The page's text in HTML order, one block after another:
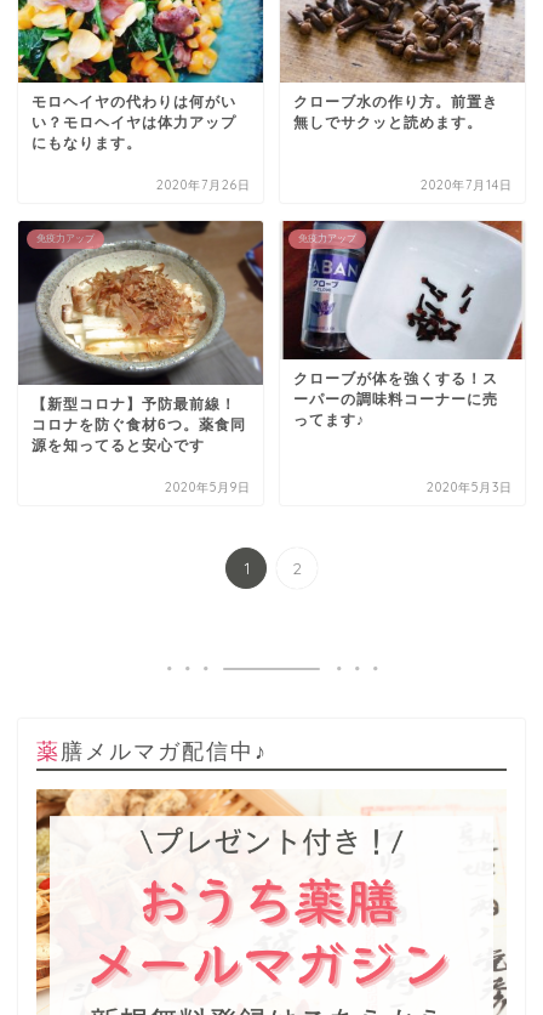
モロヘイヤの代わりは何がい
い？モロヘイヤは体力アップ
にもなります。
2020年7月26日
クローブ水の作り方。前置き
無しでサクッと読めます。
2020年7月14日
免疫力アップ
【新型コロナ】予防最前線！
コロナを防ぐ食材6つ。薬食同
源を知ってると安心です
2020年5月9日
免疫力アップ
クローブが体を強くする！ス
ーパーの調味料コーナーに売
ってます♪
2020年5月3日
1 2
薬膳メルマガ配信中♪